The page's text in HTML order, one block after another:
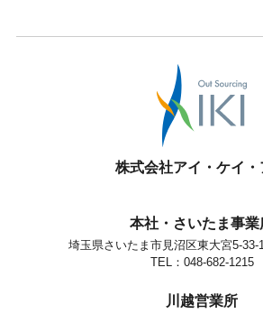
株式会社アイ・ケイ・
本社・さいたま事業
埼玉県さいたま市見沼区東大宮5-33-
TEL：048-682-1215
川越営業所